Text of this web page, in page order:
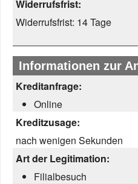
Widerrufsfrist:
Widerrufsfrist: 14 Tage
Informationen zur
Kreditanfrage:
Online
Kreditzusage:
nach wenigen Sekunden
Art der Legitimation:
Filialbesuch